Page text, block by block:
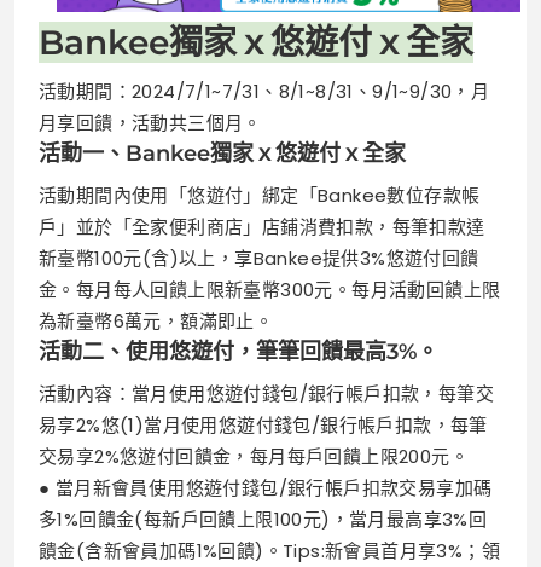
Bankee獨家ｘ悠遊付ｘ全家
活動期間：2024/7/1~7/31、8/1~8/31、9/1~9/30，月
月享回饋，活動共三個月。
活動一、Bankee獨家ｘ悠遊付ｘ全家
活動期間內使用「悠遊付」綁定「Bankee數位存款帳
戶」並於「全家便利商店」店鋪消費扣款，每筆扣款達
新臺幣100元(含)以上，享Bankee提供3%悠遊付回饋
金。每月每人回饋上限新臺幣300元。每月活動回饋上限
為新臺幣6萬元，額滿即止。
活動二、使用悠遊付，筆筆回饋最高3%。
活動內容：當月使用悠遊付錢包/銀行帳戶扣款，每筆交
易享2%悠(1)當月使用悠遊付錢包/銀行帳戶扣款，每筆
交易享2%悠遊付回饋金，每月每戶回饋上限200元。
● 當月新會員使用悠遊付錢包/銀行帳戶扣款交易享加碼
多1%回饋金(每新戶回饋上限100元)，當月最高享3%回
饋金(含新會員加碼1%回饋)。Tips:新會員首月享3%；領